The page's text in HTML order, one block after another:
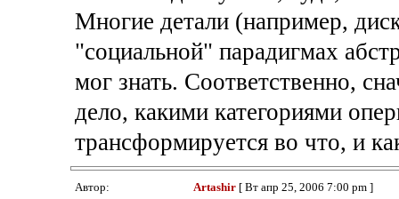
Многие детали (например,
"социальной" парадигмах
мог знать. Соответственно,
дело, какими категориями
трансформируется во что, и
Автор: Artashir[ Вт апр 25, 2006 7:00 pm ]